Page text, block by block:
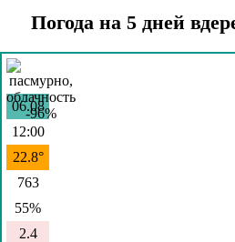
Погода на 5 дней
06.08
12:00
22.8°
763
55%
2.4